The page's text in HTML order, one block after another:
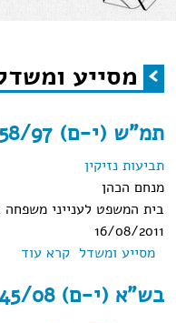
הינך נמצא כאן
מסייע
תמ"ש (י-ם) 22158/97 מ' ט' נ' מ' ט' (2011)
תביעות נזיקין
מנחם הכהן
בית המשפט לענייני משפחה
16/08/2011
מסייע ומשדל קרא עוד